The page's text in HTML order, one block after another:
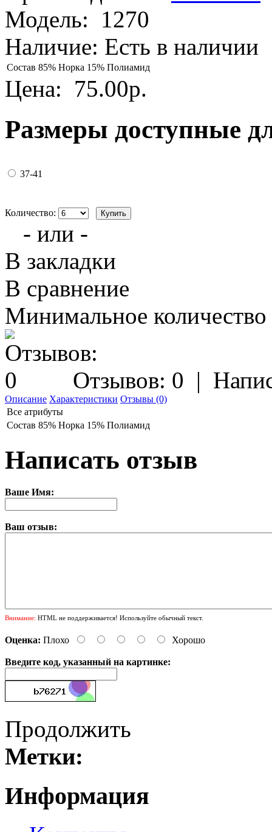
Модель: 1270
Наличие: Есть в наличии
Состав 85% Норка 15% Полиамид
Цена: 75.00р.
Размеры доступные
37-41
Количество:
- или -
В закладки
В сравнение
Минимальное количество
Отзывов: 0 |
Описание Характеристики Отзывы (0)
Все атрибуты
Состав 85% Норка 15% Полиамид
Написать отзыв
Ваше Имя:
Ваш отзыв:
Внимание: HTML не поддерживается! Используйте обычный текст.
Оценка: Плохо Хорошо
Введите код, указанный на картинке:
Продолжить
Метки:
Информация